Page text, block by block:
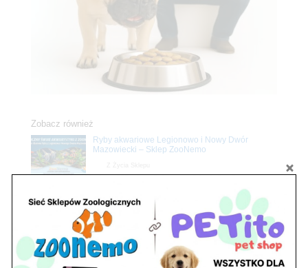
Zobacz również
Ryby akwariowe Legionowo i Nowy Dwór
Mazowiecki – Sklep ZooNemo
Z Życia Sklepu
Stwórz podwodne arcydzieło: Najpiękniejsze
rośliny akwariowe w ZooNemo – Legionowo i
Nowy Dwór Mazowiecki
Upały wracają! Zadbaj o komfort swojego pupila
z matami chłodzącymi ZooNemo